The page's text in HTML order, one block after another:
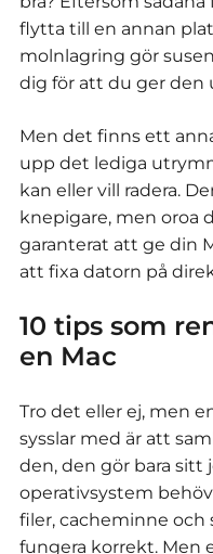
flytta till en annan
molnlagring gör
dig för att du ger den
Men det finns ett
upp det lediga
kan eller vill radera.
knepigare, men oroa
garanterat att ge din
att fixa datorn på
10 tips som
en Mac
Tro det eller ej, men
sysslar med är att
den, den gör bara sitt
operativsystem
filer, cacheminne
fungera korrekt. Men